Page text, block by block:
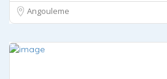
Angouleme